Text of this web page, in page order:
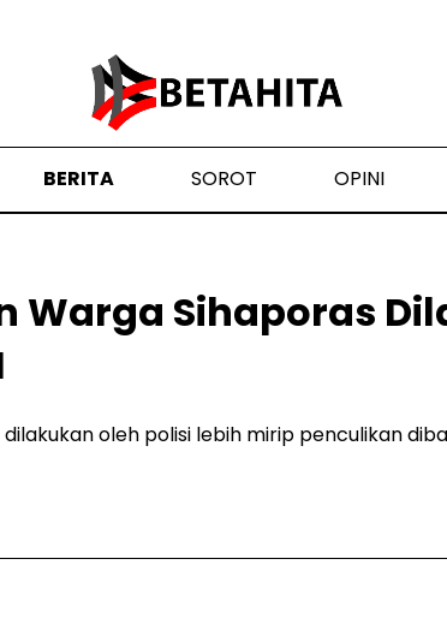
BERITA SOROT OPINI
Warga Sihaporas
oleh polisi lebih mirip penculikan